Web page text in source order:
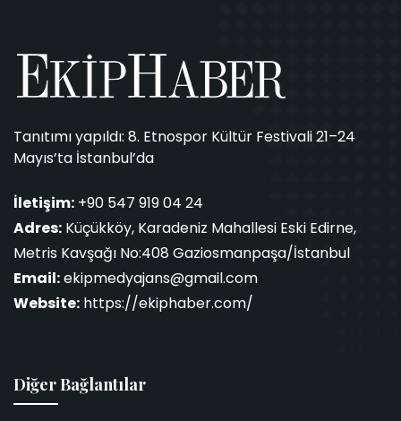
Tanıtımı yapıldı: 8. Etnospor Kültür Festivali 21–24
Mayıs’ta İstanbul’da
İletişim: +90 547 919 04 24
Adres: Küçükköy, Karadeniz Mahallesi Eski Edirne,
Metris Kavşağı No:408 Gaziosmanpaşa/İstanbul
Email:ekipmedyajans@gmail.com
Website: https://ekiphaber.com/
Diğer Bağlantılar